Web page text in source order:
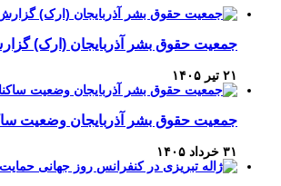
جمعیت حقوق بشر آذربایجان (ارک)
۲۱ تیر ۱۴۰۵
جمعیت حقوق بشر آذربایجان وضعیت
۳۱ خرداد ۱۴۰۵